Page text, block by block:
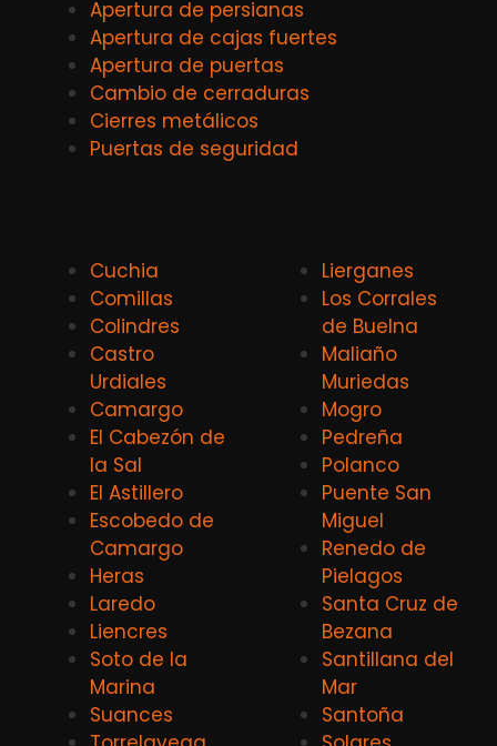
Apertura de persianas
Apertura de cajas fuertes
Apertura de puertas
Cambio de cerraduras
Cierres metálicos
Puertas de seguridad
Cuchia
Comillas
Colindres
Castro
Urdiales
Camargo
El Cabezón de
la Sal
El Astillero
Escobedo de
Camargo
Heras
Laredo
Liencres
Soto de la
Marina
Suances
Lierganes
Los Corrales
de Buelna
Maliaño
Muriedas
Mogro
Pedreña
Polanco
Puente San
Miguel
Renedo de
Pielagos
Santa Cruz de
Bezana
Santillana del
Mar
Santoña